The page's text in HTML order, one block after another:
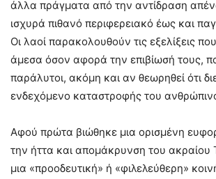
άλλα πράγματα από την αντίδραση
ισχυρά πιθανό περιφερειακό έως και
Οι λαοί παρακολουθούν τις εξελίξεις
άμεσα όσον αφορά την επιβίωσή τους,
παράλυτοι, ακόμη και αν θεωρηθεί ότι
ενδεχόμενο καταστροφής του
Αφού πρώτα βιώθηκε μια ορισμένη
την ήττα και απομάκρυνση του
μια «προοδευτική» ή «φιλελεύθερη»